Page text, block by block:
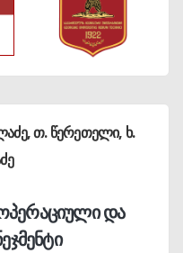
თ. წერეთელი, ხ.
და